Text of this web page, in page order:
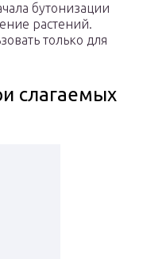
бутонизации
растений.
только для
слагаемых